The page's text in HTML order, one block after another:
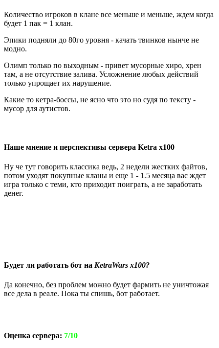
Количество игроков в клане все меньше и меньше, ждем когда
будет 1 пак = 1 клан.
Эпики подняли до 80го уровня - качать твинков нынче не
модно.
Олимп только по выходным - привет мусорные хиро, хрен
там, а не отсутствие залива. Усложнение любых действий
только упрощает их нарушение.
Какие то кетра-боссы, не ясно что это но судя по тексту -
мусор для аутистов.
Наше мнение и перспективы сервера Ketra x100
Ну че тут говорить классика ведь, 2 недели жестких файтов,
потом уходят покупные кланы и еще 1 - 1.5 месяца вас ждет
игра только с теми, кто приходит поиграть, а не заработать
денег.
Будет ли работать бот на KetraWars x100?
Да конечно, без проблем можно будет фармить не уничтожая
все дела в реале. Пока ты спишь, бот работает.
Оценка сервера: 7/10